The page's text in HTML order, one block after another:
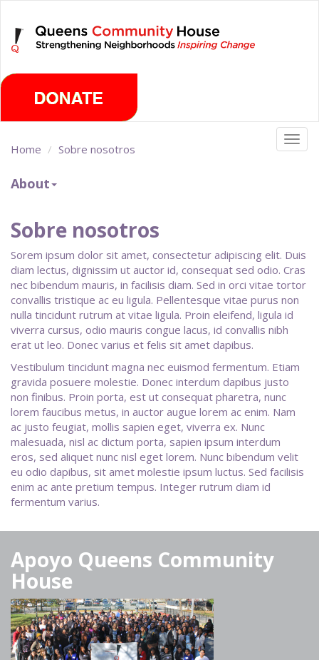
main
content
Home Sobre nosotros
About
Sobre nosotros
Sorem ipsum dolor sit amet, consectetur adipiscing elit. Duis
diam lectus, dignissim ut auctor id, consequat sed odio. Cras
nec bibendum mauris, in facilisis diam. Sed in orci vitae tortor
convallis tristique ac eu ligula. Pellentesque vitae purus non
nulla tincidunt rutrum at vitae ligula. Proin eleifend, ligula id
viverra cursus, odio mauris congue lacus, id convallis nibh
erat ut leo. Donec varius et felis sit amet dapibus.
Vestibulum tincidunt magna nec euismod fermentum. Etiam
gravida posuere molestie. Donec interdum dapibus justo
non finibus. Proin porta, est ut consequat pharetra, nunc
lorem faucibus metus, in auctor augue lorem ac enim. Nam
ac justo feugiat, mollis sapien eget, viverra ex. Nunc
malesuada, nisl ac dictum porta, sapien ipsum interdum
eros, sed aliquet nunc nisl eget lorem. Nunc bibendum velit
eu odio dapibus, sit amet molestie ipsum luctus. Sed facilisis
enim ac ante pretium tempus. Integer rutrum diam id
fermentum varius.
Apoyo Queens Community
House